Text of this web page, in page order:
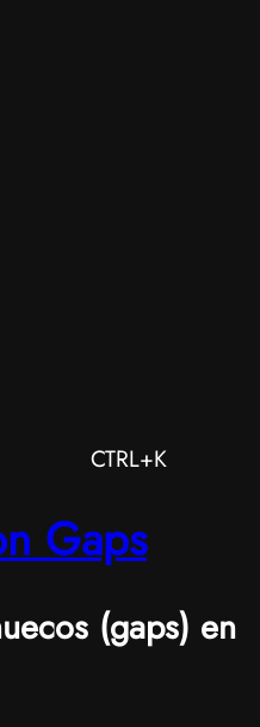
CTRL+K
Gaps
(gaps) en